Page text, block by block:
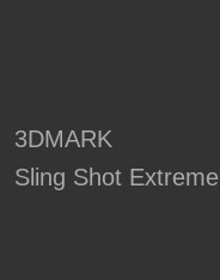
3DMARK
Sling Shot Extreme